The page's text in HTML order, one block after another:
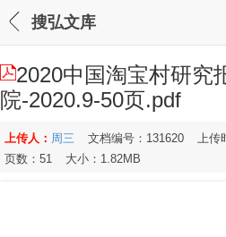
搜弘文库
2020中国淘宝村研究
院-2020.9-50页.pdf
上传人： 周三 文档编号：131620 上传
页数：51
大小：1.82MB